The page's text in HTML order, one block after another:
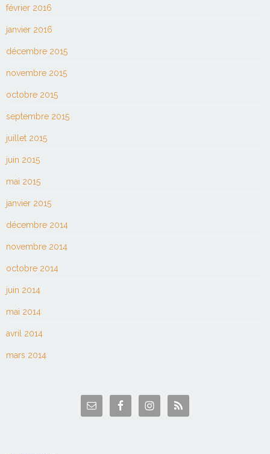
février 2016
janvier 2016
décembre 2015
novembre 2015
octobre 2015
septembre 2015
juillet 2015
juin 2015
mai 2015
janvier 2015
décembre 2014
novembre 2014
octobre 2014
juin 2014
mai 2014
avril 2014
mars 2014